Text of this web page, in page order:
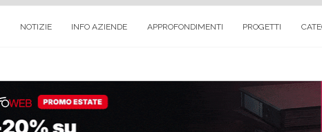
NOTIZIE INFO AZIENDE APPROFONDIMENTI PROGETTI